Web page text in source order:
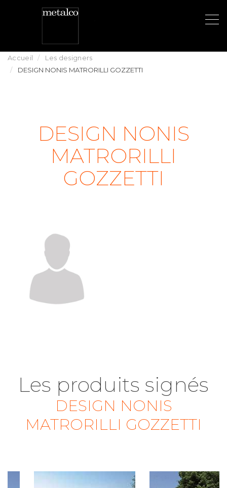
au
contenu
principal
Accueil
Les designers
DESIGN NONIS MATRORILLI GOZZETTI
DESIGN NONIS
MATRORILLI
GOZZETTI
Les produits signés
DESIGN NONIS
MATRORILLI GOZZETTI